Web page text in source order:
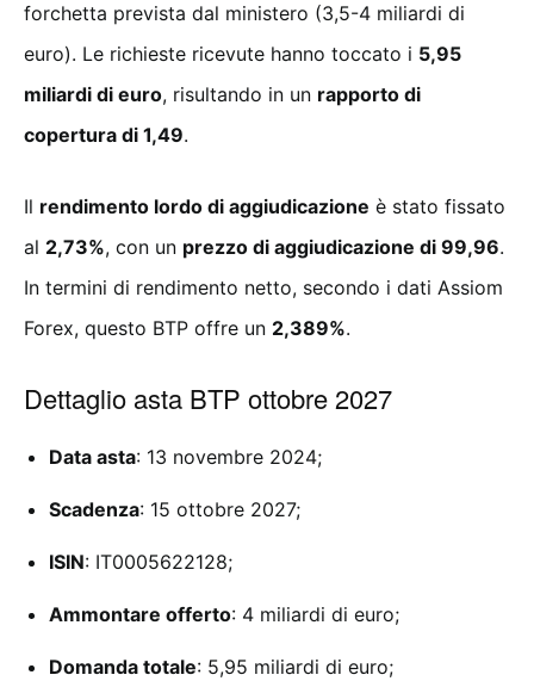
forchetta prevista dal ministero (3,5-4 miliardi di
euro). Le richieste ricevute hanno toccato i 5,95
miliardi di euro, risultando in un rapporto di
copertura di 1,49.
Il rendimento lordo di aggiudicazione è stato fissato
al 2,73%, con un prezzo di aggiudicazione di 99,96.
In termini di rendimento netto, secondo i dati Assiom
Forex, questo BTP offre un 2,389%.
Dettaglio asta BTP ottobre 2027
Data asta: 13 novembre 2024;
Scadenza: 15 ottobre 2027;
ISIN: IT0005622128;
Ammontare offerto: 4 miliardi di euro;
Domanda totale: 5,95 miliardi di euro;